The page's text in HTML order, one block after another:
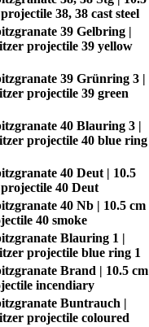
38, 38 cast steel
39 Gelbring |
projectile 39 yellow
39 Grünring 3 |
projectile 39 green
40 Blauring 3 |
projectile 40 blue ring
40 Deut | 10.5
40 Deut
40 Nb | 10.5 cm
40 smoke
Blauring 1 |
projectile blue ring 1
Brand | 10.5 cm
incendiary
Buntrauch |
projectile coloured